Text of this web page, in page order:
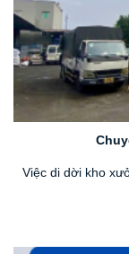
Việc di dời kho